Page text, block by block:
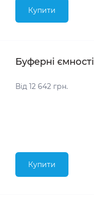
Купити
Буферні ємності
Від 12 642 грн.
Купити